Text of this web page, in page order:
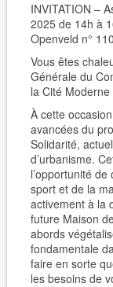
INVITATION –
2025 de 14h à
Openveld n° 110
Vous êtes
Générale du
la Cité Moderne
À cette
avancées du
Solidarité,
d’urbanisme.
l’opportunité
sport et de la
activement à la
future Maison
abords
fondamentale
faire en sorte
les besoins de